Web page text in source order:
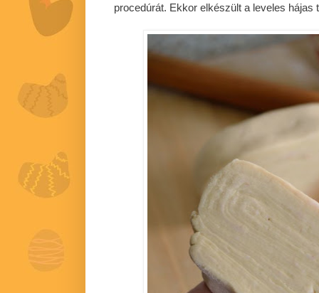
procedúrát. Ekkor elkészült a leveles